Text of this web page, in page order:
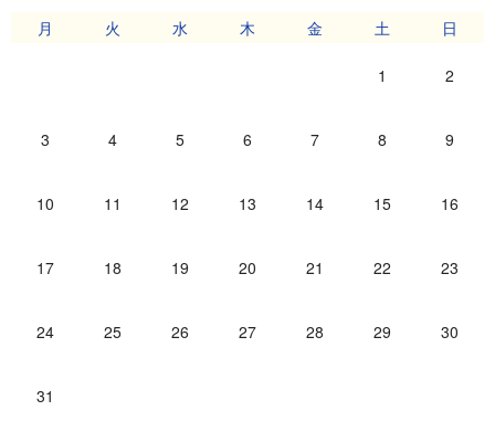
月 火 水 木 金 土 日
1 2
3 4 5 6 7 8 9
10 11 12 13 14 15 16
17 18 19 20 21 22 23
24 25 26 27 28 29 30
31